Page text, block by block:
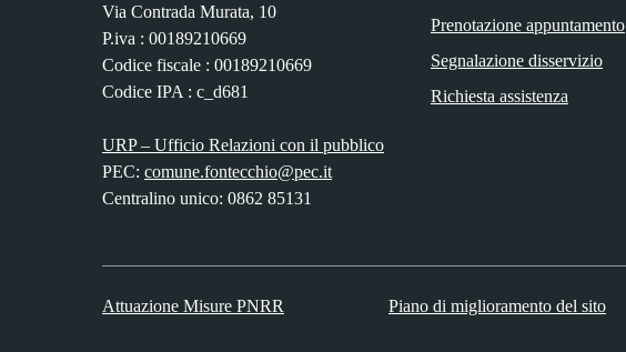
Via Contrada Murata, 10
P.iva : 00189210669
Codice fiscale : 00189210669
Codice IPA : c_d681
URP – Ufficio Relazioni con il pubblico
PEC: comune.fontecchio@pec.it
Centralino unico: 0862 85131
Prenotazione appuntamento
Segnalazione disservizio
Richiesta assistenza
Attuazione Misure PNRR Piano di miglioramento del sito